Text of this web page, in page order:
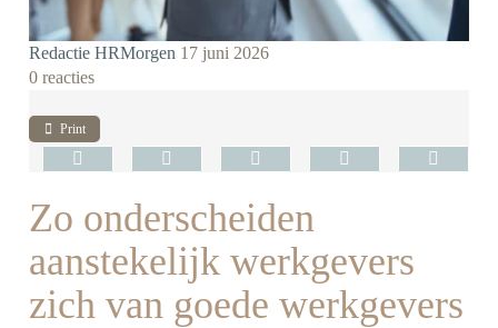
Redactie HRMorgen 17 juni 2026
0 reacties
Print
Zo onderscheiden
aanstekelijk werkgevers
zich van goede werkgevers